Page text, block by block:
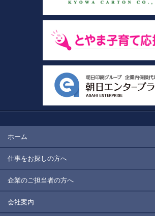
ホーム
仕事をお探しの方へ
企業のご担当者の方へ
会社案内